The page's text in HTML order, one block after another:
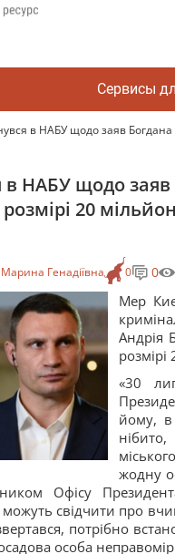
Сервисы
в НАБУ щодо заяв Богдана
в НАБУ щодо
20
Генадіївна 0 0
Мер
Андрія
«30
йому, в
нібито,
жодну
Офісу
можуть свідчити про
потрібно
особа